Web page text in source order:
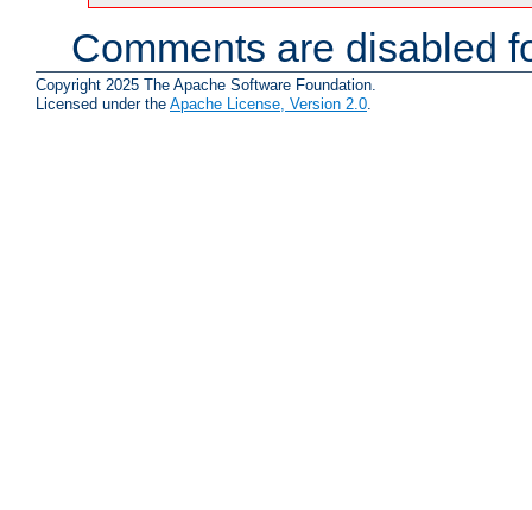
Comments are disabled
Copyright 2025 The Apache Software Foundation.
Licensed under the Apache License, Version 2.0